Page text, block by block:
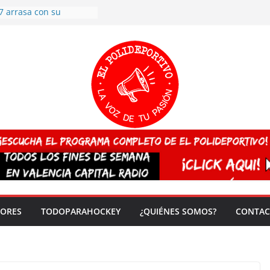
arrasa con su
España sub20
del mundo
vez!
TODOPARAHOCKEY ¿QUIÉNES SOMOS?